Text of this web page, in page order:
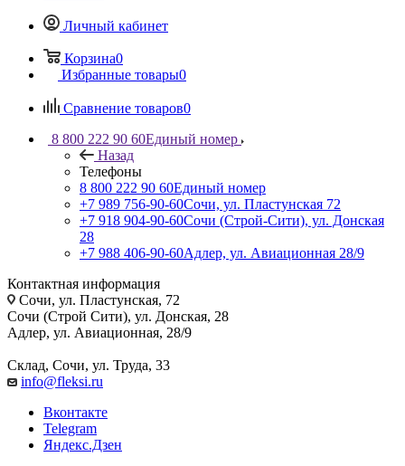
Личный кабинет
Корзина0
Избранные товары0
Сравнение товаров0
8 800 222 90 60Единый номер
Назад
Телефоны
8 800 222 90 60Единый номер
+7 989 756-90-60Сочи, ул. Пластунская 72
+7 918 904-90-60Сочи (Строй-Сити), ул. Донская
28
+7 988 406-90-60Адлер, ул. Авиационная 28/9
Контактная информация
Сочи, ул. Пластунская, 72
Сочи (Строй Сити), ул. Донская, 28
Адлер, ул. Авиационная, 28/9
Склад, Сочи, ул. Труда, 33
info@fleksi.ru
Вконтакте
Telegram
Яндекс.Дзен